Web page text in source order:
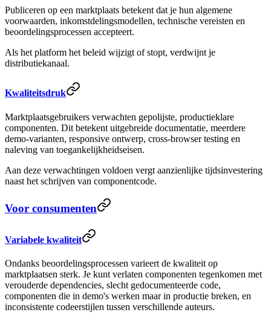
Publiceren op een marktplaats betekent dat je hun algemene
voorwaarden, inkomstdelingsmodellen, technische vereisten en
beoordelingsprocessen accepteert.
Als het platform het beleid wijzigt of stopt, verdwijnt je
distributiekanaal.
Kwaliteitsdruk
Marktplaatsgebruikers verwachten gepolijste, productieklare
componenten. Dit betekent uitgebreide documentatie, meerdere
demo-varianten, responsive ontwerp, cross-browser testing en
naleving van toegankelijkheidseisen.
Aan deze verwachtingen voldoen vergt aanzienlijke tijdsinvestering
naast het schrijven van componentcode.
Voor consumenten
Variabele kwaliteit
Ondanks beoordelingsprocessen varieert de kwaliteit op
marktplaatsen sterk. Je kunt verlaten componenten tegenkomen met
verouderde dependencies, slecht gedocumenteerde code,
componenten die in demo's werken maar in productie breken, en
inconsistente codeerstijlen tussen verschillende auteurs.